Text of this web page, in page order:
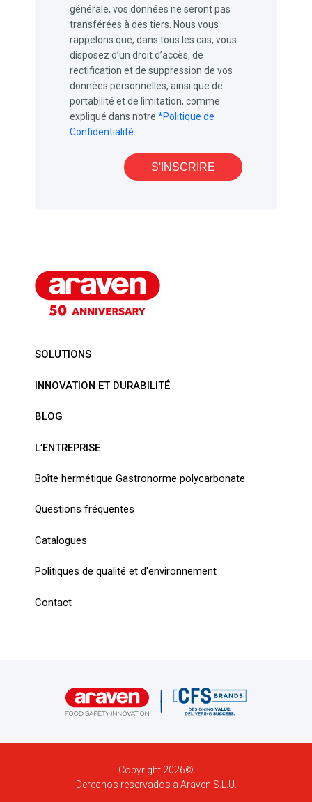
générale, vos données ne seront pas
transférées à des tiers. Nous vous
rappelons que, dans tous les cas, vous
disposez d’un droit d’accès, de
rectification et de suppression de vos
données personnelles, ainsi que de
portabilité et de limitation, comme
expliqué dans notre *Politique de
Confidentialité
S'INSCRIRE
SOLUTIONS
INNOVATION ET DURABILITÉ
BLOG
L’ENTREPRISE
Boîte hermétique Gastronorme polycarbonate
Questions fréquentes
Catalogues
Politiques de qualité et d'environnement
Contact
Copyright 2026©
Derechos reservados a Araven S.L.U.